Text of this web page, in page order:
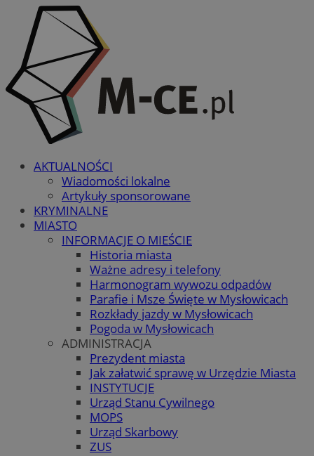
AKTUALNOŚCI
Wiadomości lokalne
Artykuły sponsorowane
KRYMINALNE
MIASTO
INFORMACJE O MIEŚCIE
Historia miasta
Ważne adresy i telefony
Harmonogram wywozu odpadów
Parafie i Msze Święte w Mysłowicach
Rozkłady jazdy w Mysłowicach
Pogoda w Mysłowicach
ADMINISTRACJA
Prezydent miasta
Jak załatwić sprawę w Urzędzie Miasta
INSTYTUCJE
Urząd Stanu Cywilnego
MOPS
Urząd Skarbowy
ZUS